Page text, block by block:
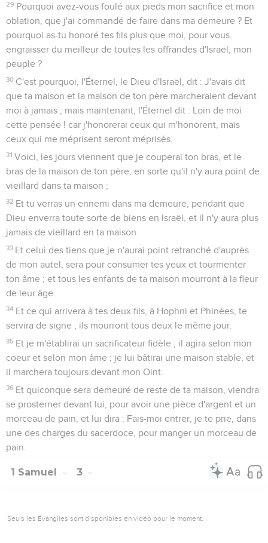
29 Pourquoi avez-vous foulé aux pieds mon sacrifice et mon
oblation, que j'ai commandé de faire dans ma demeure ? Et
pourquoi as-tu honoré tes fils plus que moi, pour vous
engraisser du meilleur de toutes les offrandes d'Israël, mon
peuple ?
30 C'est pourquoi, l'Éternel, le Dieu d'Israël, dit : J'avais dit
que ta maison et la maison de ton père marcheraient devant
moi à jamais ; mais maintenant, l'Éternel dit : Loin de moi
cette pensée ! car j'honorerai ceux qui m'honorent, mais
ceux qui me méprisent seront méprisés.
31 Voici, les jours viennent que je couperai ton bras, et le
bras de la maison de ton père, en sorte qu'il n'y aura point de
vieillard dans ta maison ;
32 Et tu verras un ennemi dans ma demeure, pendant que
Dieu enverra toute sorte de biens en Israël, et il n'y aura plus
jamais de vieillard en ta maison.
33 Et celui des tiens que je n'aurai point retranché d'auprès
de mon autel, sera pour consumer tes yeux et tourmenter
ton âme ; et tous les enfants de ta maison mourront à la fleur
de leur âge.
34 Et ce qui arrivera à tes deux fils, à Hophni et Phinées, te
servira de signe ; ils mourront tous deux le même jour.
35 Et je m'établirai un sacrificateur fidèle ; il agira selon mon
coeur et selon mon âme ; je lui bâtirai une maison stable, et
il marchera toujours devant mon Oint.
36 Et quiconque sera demeuré de reste de ta maison, viendra
se prosterner devant lui, pour avoir une pièce d'argent et un
morceau de pain, et lui dira : Fais-moi entrer, je te prie, dans
une des charges du sacerdoce, pour manger un morceau de
pain.
1 Samuel 3
Seuls les Évangiles sont disponibles en vidéo pour le moment.